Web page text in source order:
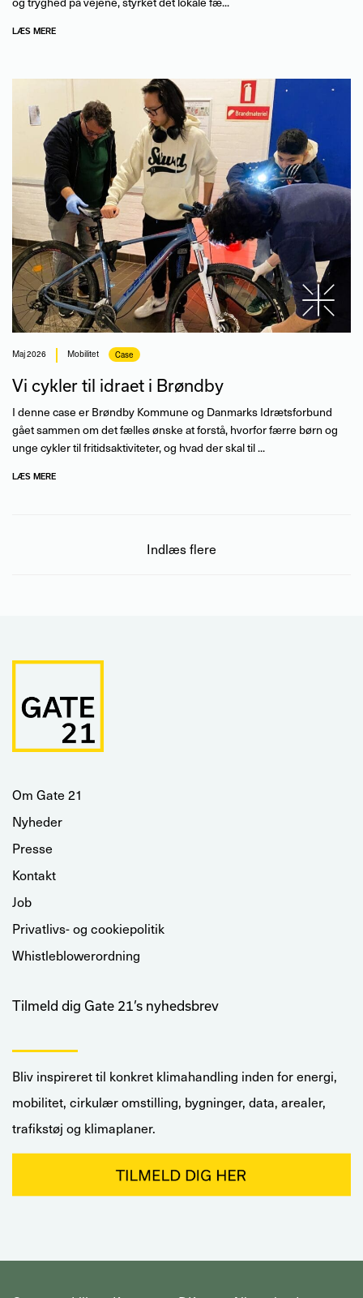
LÆS MERE
maj 2026 Mobilitet Case
Vi cykler til idraet i Brøndby
I denne case er Brøndby Kommune og Danmarks Idrætsforbund
gået sammen om det fælles ønske at forstå, hvorfor færre børn og
unge cykler til fritidsaktiviteter, og hvad der skal til ...
LÆS MERE
Indlæs flere
Om Gate 21
Nyheder
Presse
Kontakt
Job
Privatlivs- og cookiepolitik
Whistleblowerordning
Tilmeld dig Gate 21’s nyhedsbrev
Bliv inspireret til konkret klimahandling inden for energi,
mobilitet, cirkulær omstilling, bygninger, data, arealer,
trafikstøj og klimaplaner.